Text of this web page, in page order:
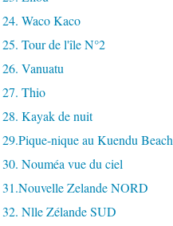
Waco Kaco
Tour de l'île N°2
Vanuatu
Thio
Kayak de nuit
nique au Kuendu Beach
Nouméa vue du ciel
Zelande NORD
Nlle Zélande SUD